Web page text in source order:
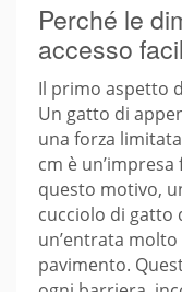
Perché le
accesso
Il primo aspetto
Un gatto di
una forza
cm è
questo motivo,
cucciolo di gatto
un’entrata
pavimento.